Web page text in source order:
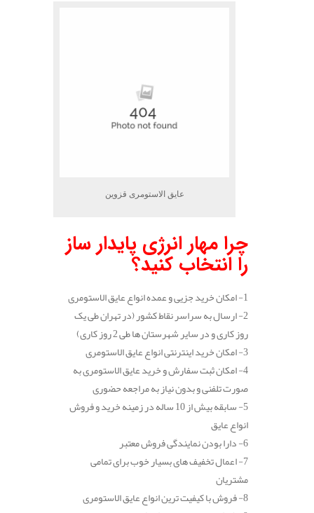
عایق الاستومری قزوین
چرا مهار انرژی پایدار ساز
را انتخاب کنید؟
1- امکان خرید جزیی و عمده انواع عایق الاستومری
2- ارسال به سراسر نقاط کشور (در تهران طی یک
روز کاری و در سایر شهرستان ها طی 2 روز کاری)
3- امکان خرید اینترنتی انواع عایق الاستومری
4- امکان ثبت سفارش و خرید عایق الاستومری به
صورت تلفنی و بدون نیاز به مراجعه حضوری
5- سابقه بیش از 10 ساله در زمینه خرید و فروش
انواع عایق
6- دارا بودن نمایندگی فروش معتبر
7- اعمال تخفیف های بسیار خوب برای تمامی
مشتریان
8- فروش با کیفیت ترین انواع عایق الاستومری